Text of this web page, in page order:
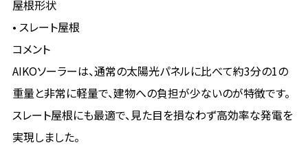
屋根形状
• スレート屋根
コメント
AIKOソーラーは、通常の太陽光パネルに比べて約3分の1の
重量と非常に軽量で、建物への負担が少ないのが特徴です。
スレート屋根にも最適で、見た目を損なわず高効率な発電を
実現しました。